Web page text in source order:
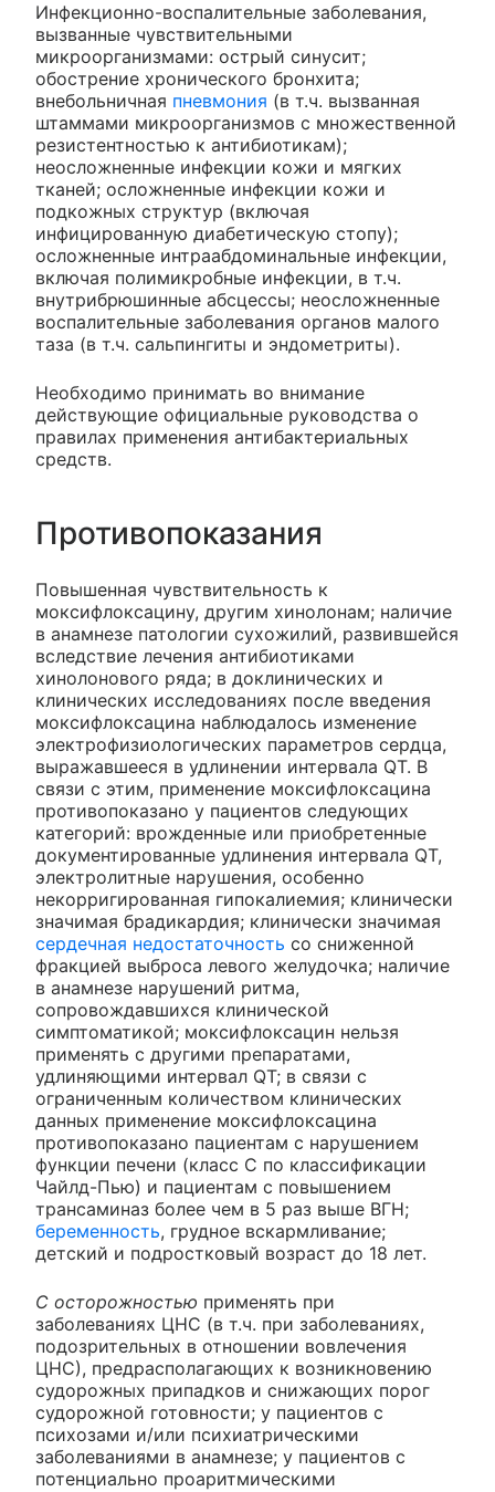
Инфекционно-воспалительные заболевания,
вызванные чувствительными
микроорганизмами: острый синусит;
обострение хронического бронхита;
внебольничная пневмония (в т.ч. вызванная
штаммами микроорганизмов с множественной
резистентностью к антибиотикам);
неосложненные инфекции кожи и мягких
тканей; осложненные инфекции кожи и
подкожных структур (включая
инфицированную диабетическую стопу);
осложненные интраабдоминальные инфекции,
включая полимикробные инфекции, в т.ч.
внутрибрюшинные абсцессы; неосложненные
воспалительные заболевания органов малого
таза (в т.ч. сальпингиты и эндометриты).
Необходимо принимать во внимание
действующие официальные руководства о
правилах применения антибактериальных
средств.
Противопоказания
Повышенная чувствительность к
моксифлоксацину, другим хинолонам; наличие
в анамнезе патологии сухожилий, развившейся
вследствие лечения антибиотиками
хинолонового ряда; в доклинических и
клинических исследованиях после введения
моксифлоксацина наблюдалось изменение
электрофизиологических параметров сердца,
выражавшееся в удлинении интервала QT. В
связи с этим, применение моксифлоксацина
противопоказано у пациентов следующих
категорий: врожденные или приобретенные
документированные удлинения интервала QT,
электролитные нарушения, особенно
некорригированная гипокалиемия; клинически
значимая брадикардия; клинически значимая
сердечная недостаточность со сниженной
фракцией выброса левого желудочка; наличие
в анамнезе нарушений ритма,
сопровождавшихся клинической
симптоматикой; моксифлоксацин нельзя
применять с другими препаратами,
удлиняющими интервал QT; в связи с
ограниченным количеством клинических
данных применение моксифлоксацина
противопоказано пациентам с нарушением
функции печени (класс С по классификации
Чайлд-Пью) и пациентам с повышением
трансаминаз более чем в 5 раз выше ВГН;
беременность, грудное вскармливание;
детский и подростковый возраст до 18 лет.
С осторожностью применять при
заболеваниях ЦНС (в т.ч. при заболеваниях,
подозрительных в отношении вовлечения
ЦНС), предрасполагающих к возникновению
судорожных припадков и снижающих порог
судорожной готовности; у пациентов с
психозами и/или психиатрическими
заболеваниями в анамнезе; у пациентов с
потенциально проаритмическими